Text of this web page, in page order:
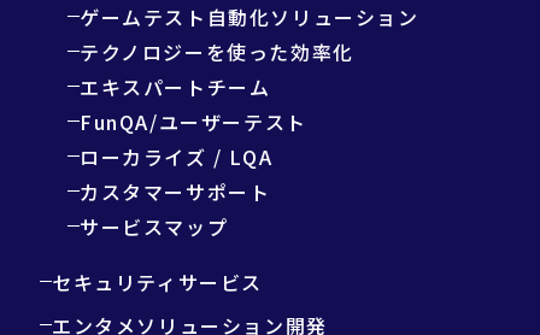
ゲームテスト自動化ソリューション
テクノロジーを使った効率化
エキスパートチーム
FunQA/ユーザーテスト
ローカライズ / LQA
カスタマーサポート
サービスマップ
セキュリティサービス
エンタメソリューション開発